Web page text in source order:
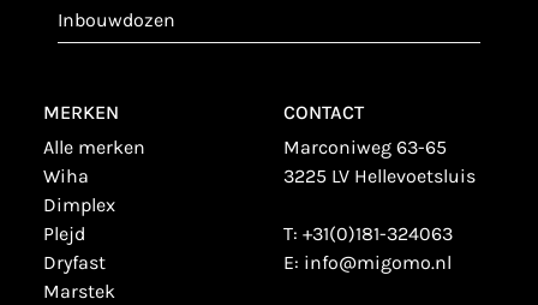
inbouwdozen
MERKEN
alle merken
wiha
dimplex
plejd
dryfast
marstek
CONTACT
Marconiweg 63-65
3225 LV Hellevoetsluis
T: +31(0)181-324063
E: info@migomo.nl